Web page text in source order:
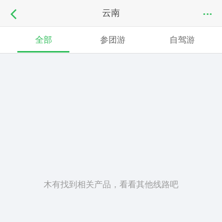
云南
全部 参团游 自驾游
木有找到相关产品，看看其他线路吧